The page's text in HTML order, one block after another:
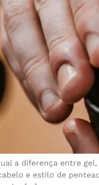
a diferença entre
e estilo de